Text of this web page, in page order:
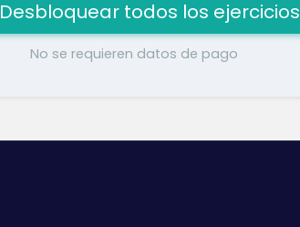
Desbloquear todos los ejercicios
No se requieren datos de pago